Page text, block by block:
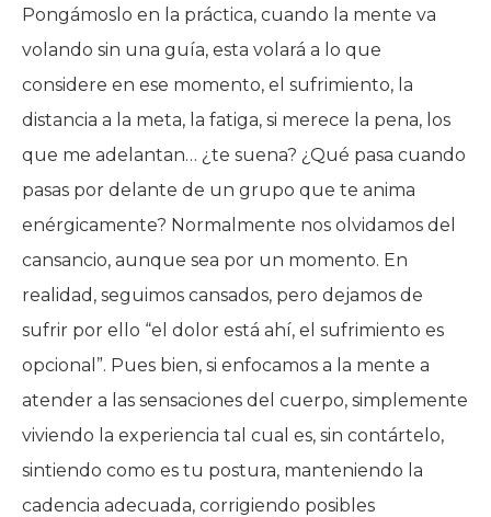
Pongámoslo en la práctica, cuando la mente va
volando sin una guía, esta volará a lo que
considere en ese momento, el sufrimiento, la
distancia a la meta, la fatiga, si merece la pena, los
que me adelantan… ¿te suena? ¿Qué pasa cuando
pasas por delante de un grupo que te anima
enérgicamente? Normalmente nos olvidamos del
cansancio, aunque sea por un momento. En
realidad, seguimos cansados, pero dejamos de
sufrir por ello “el dolor está ahí, el sufrimiento es
opcional”. Pues bien, si enfocamos a la mente a
atender a las sensaciones del cuerpo, simplemente
viviendo la experiencia tal cual es, sin contártelo,
sintiendo como es tu postura, manteniendo la
cadencia adecuada, corrigiendo posibles